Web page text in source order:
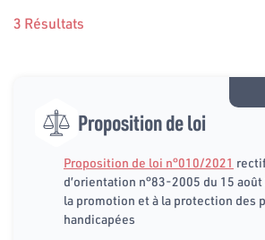
3 Résultats
Proposition de loi
Proposition de loi n°010/2021
d’orientation n°83-2005 du 15
la promotion et à la protection des
handicapées